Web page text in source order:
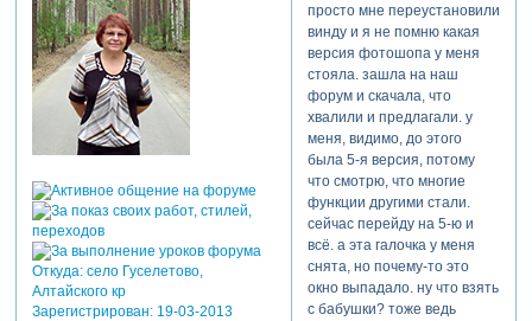
Откуда:село Гуселетово,
Алтайского кр
Зарегистрирован: 19-03-2013
просто мне переустановили
винду и я не помню какая
версия фотошопа у меня
стояла. зашла на наш
форум и скачала, что
хвалили и предлагали. у
меня, видимо, до этого
была 5-я версия, потому
что смотрю, что многие
функции другими стали.
сейчас перейду на 5-ю и
всё. а эта галочка у меня
снята, но почему-то это
окно выпадало. ну что взять
с бабушки? тоже ведь